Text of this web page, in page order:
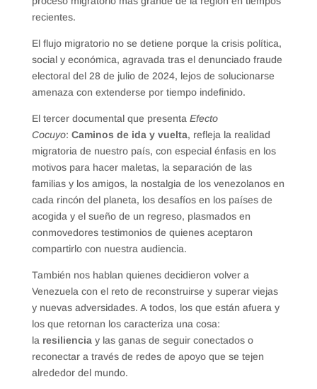
recientes.
El flujo migratorio no se detiene porque la crisis política,
social y económica, agravada tras el denunciado fraude
electoral del 28 de julio de 2024, lejos de solucionarse
amenaza con extenderse por tiempo indefinido.
El tercer documental que presenta Efecto
Cocuyo: Caminos de ida y vuelta, refleja la realidad
migratoria de nuestro país, con especial énfasis en los
motivos para hacer maletas, la separación de las
familias y los amigos, la nostalgia de los venezolanos en
cada rincón del planeta, los desafíos en los países de
acogida y el sueño de un regreso, plasmados en
conmovedores testimonios de quienes aceptaron
compartirlo con nuestra audiencia.
También nos hablan quienes decidieron volver a
Venezuela con el reto de reconstruirse y superar viejas
y nuevas adversidades. A todos, los que están afuera y
los que retornan los caracteriza una cosa:
la resiliencia y las ganas de seguir conectados o
reconectar a través de redes de apoyo que se tejen
alrededor del mundo.